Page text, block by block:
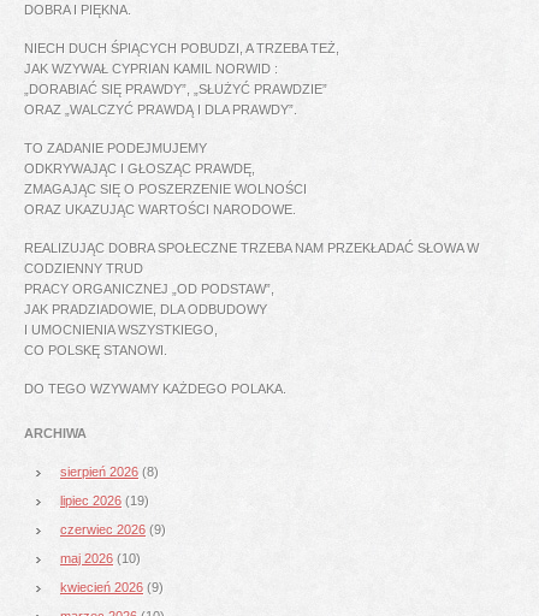
DOBRA I PIĘKNA.
NIECH DUCH ŚPIĄCYCH POBUDZI, A TRZEBA TEŻ,
JAK WZYWAŁ CYPRIAN KAMIL NORWID :
„DORABIAĆ SIĘ PRAWDY”, „SŁUŻYĆ PRAWDZIE”
ORAZ „WALCZYĆ PRAWDĄ I DLA PRAWDY”.
TO ZADANIE PODEJMUJEMY
ODKRYWAJĄC I GŁOSZĄC PRAWDĘ,
ZMAGAJĄC SIĘ O POSZERZENIE WOLNOŚCI
ORAZ UKAZUJĄC WARTOŚCI NARODOWE.
REALIZUJĄC DOBRA SPOŁECZNE TRZEBA NAM PRZEKŁADAĆ SŁOWA W
CODZIENNY TRUD
PRACY ORGANICZNEJ „OD PODSTAW”,
JAK PRADZIADOWIE, DLA ODBUDOWY
I UMOCNIENIA WSZYSTKIEGO,
CO POLSKĘ STANOWI.
DO TEGO WZYWAMY KAŻDEGO POLAKA.
ARCHIWA
sierpień 2026 (8)
lipiec 2026 (19)
czerwiec 2026 (9)
maj 2026 (10)
kwiecień 2026 (9)